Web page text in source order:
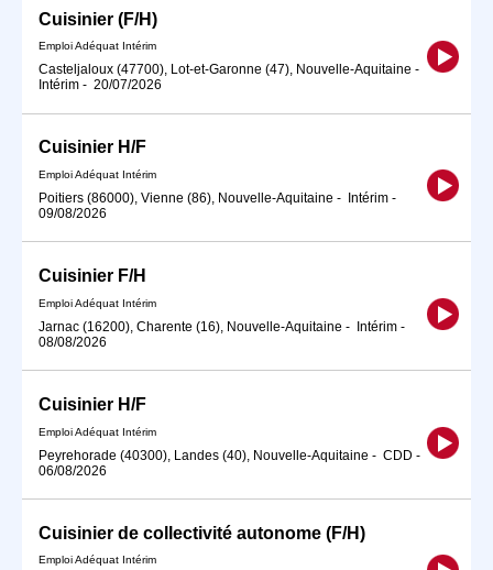
Cuisinier (F/H)
Emploi Adéquat Intérim
Casteljaloux (47700), Lot-et-Garonne (47), Nouvelle-Aquitaine -
Intérim - 20/07/2026
Cuisinier H/F
Emploi Adéquat Intérim
Poitiers (86000), Vienne (86), Nouvelle-Aquitaine - Intérim -
09/08/2026
Cuisinier F/H
Emploi Adéquat Intérim
Jarnac (16200), Charente (16), Nouvelle-Aquitaine - Intérim -
08/08/2026
Cuisinier H/F
Emploi Adéquat Intérim
Peyrehorade (40300), Landes (40), Nouvelle-Aquitaine - CDD -
06/08/2026
Cuisinier de collectivité autonome (F/H)
Emploi Adéquat Intérim